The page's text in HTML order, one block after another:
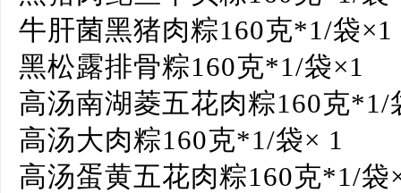
牛肝菌黑猪肉粽160克*1/袋×1
黑松露排骨粽160克*1/袋×1
高汤南湖菱五花肉粽160克*1/
高汤大肉粽160克*1/袋× 1
高汤蛋黄五花肉粽160克*1/袋